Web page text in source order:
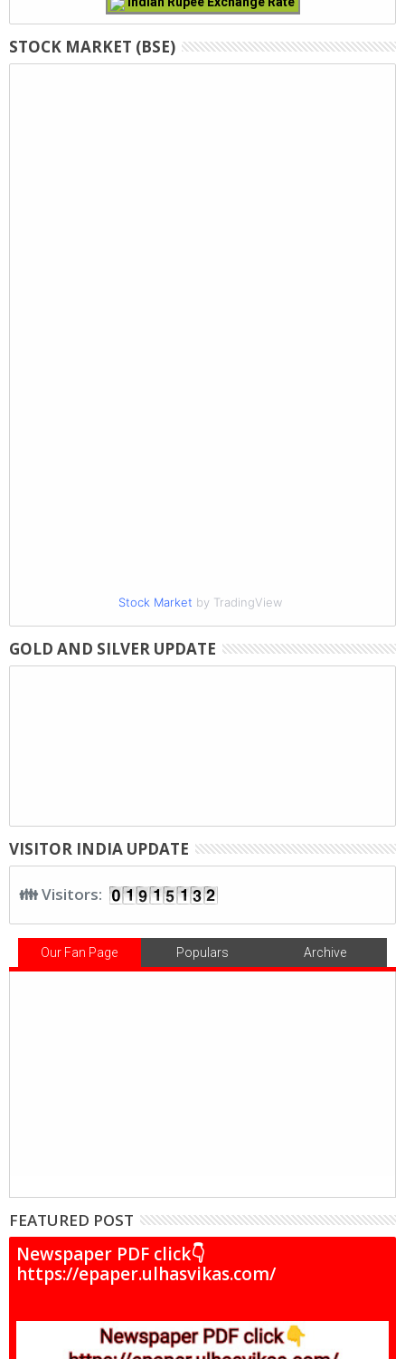
STOCK MARKET (BSE)
Stock Market by TradingView
GOLD AND SILVER UPDATE
VISITOR INDIA UPDATE
👪 Visitors:
Our Fan Page Populars Archive
FEATURED POST
Newspaper PDF click👇
https://epaper.ulhasvikas.com/